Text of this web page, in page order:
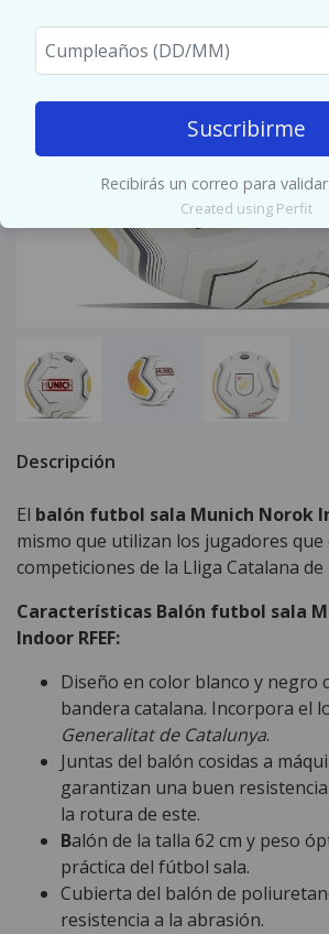
Suscribirme
Recibirás un correo para
Created using Perfit
Descripción
El balón futbol sala Munich Norok
mismo que utilizan los jugadores
competiciones de la Lliga Catalana de
Características Balón futbol sala
Indoor RFEF:
Diseño en color blanco y negro
bandera catalana. Incorpora el
Generalitat de Catalunya.
Juntas del balón cosidas a
garantizan una buen
la rotura de este.
Balón de la talla 62 cm y peso
práctica del fútbol sala.
Cubierta del balón de
resistencia a la abrasión.